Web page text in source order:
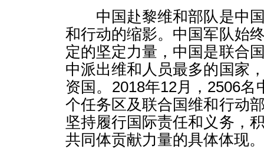
中国赴黎维和部队是中国
和行动的缩影。中国军队始
定的坚定力量，中国是联合
中派出维和人员最多的国家
资国。2018年12月，2506名
个任务区及联合国维和行动
坚持履行国际责任和义务，
共同体贡献力量的具体体现。